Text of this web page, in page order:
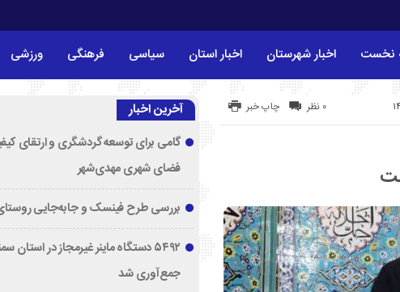
نخست اخبار شهرستان اخبار استان سیاسی فرهنگی ورزشی
چاپ خبر ۰ نظر آخرین اخبار
گامی برای توسعه گردشگری و ارتقای
فضای شهری مهدی‌شهر
بررسی طرح فینسک و جابه‌جایی
۵۴۹۲ دستگاه ماینر غیرمجاز در استان
جمع‌آوری شد